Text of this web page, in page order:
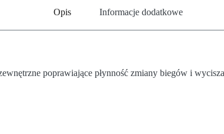
Opis Informacje dodatkowe
poprawiające płynność zmiany biegów i